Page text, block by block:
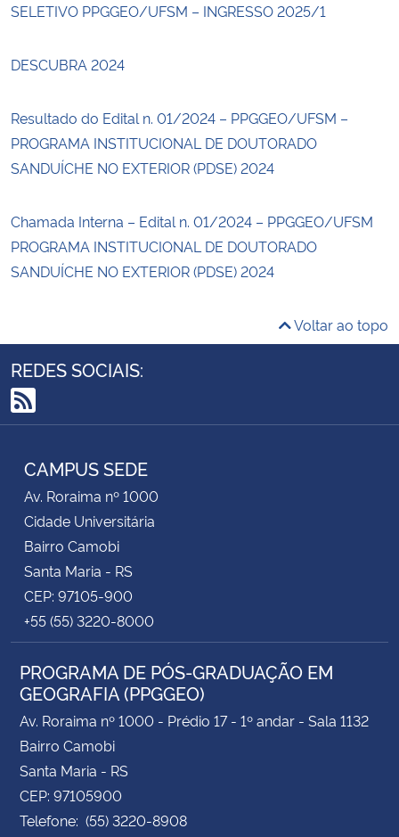
SELETIVO PPGGEO/UFSM – INGRESSO 2025/1
DESCUBRA 2024
Resultado do Edital n. 01/2024 – PPGGEO/UFSM –
PROGRAMA INSTITUCIONAL DE DOUTORADO
SANDUÍCHE NO EXTERIOR (PDSE) 2024
Chamada Interna – Edital n. 01/2024 – PPGGEO/UFSM
PROGRAMA INSTITUCIONAL DE DOUTORADO
SANDUÍCHE NO EXTERIOR (PDSE) 2024
Voltar ao topo
REDES SOCIAIS:
RSS
CAMPUS SEDE
Av. Roraima nº 1000
Cidade Universitária
Bairro Camobi
Santa Maria - RS
CEP: 97105-900
+55 (55) 3220-8000
PROGRAMA DE PÓS-GRADUAÇÃO EM
GEOGRAFIA (PPGGEO)
Av. Roraima nº 1000 - Prédio 17 - 1º andar - Sala 1132
Bairro Camobi
Santa Maria - RS
CEP: 97105900
Telefone: (55) 3220-8908